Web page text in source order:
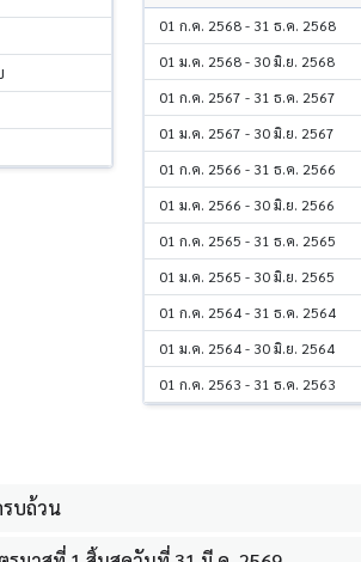
01 ก.ค. 2568 - 31 ธ.ค. 2568
01 ม.ค. 2568 - 30 มิ.ย. 2568
01 ก.ค. 2567 - 31 ธ.ค. 2567
01 ม.ค. 2567 - 30 มิ.ย. 2567
01 ก.ค. 2566 - 31 ธ.ค. 2566
01 ม.ค. 2566 - 30 มิ.ย. 2566
01 ก.ค. 2565 - 31 ธ.ค. 2565
01 ม.ค. 2565 - 30 มิ.ย. 2565
01 ก.ค. 2564 - 31 ธ.ค. 2564
01 ม.ค. 2564 - 30 มิ.ย. 2564
01 ก.ค. 2563 - 31 ธ.ค. 2563
รบถ้วน